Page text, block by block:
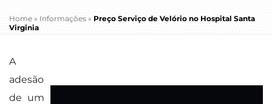
Home » Informações » Preço Serviço de Velório no Hospital Santa
Virginia
A
adesão
de um